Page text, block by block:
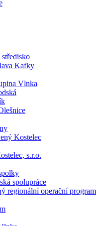
Kafky
Vlnka
Kostelec
s.r.o.
spolupráce
regionální operační program